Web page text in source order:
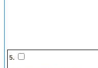
5.